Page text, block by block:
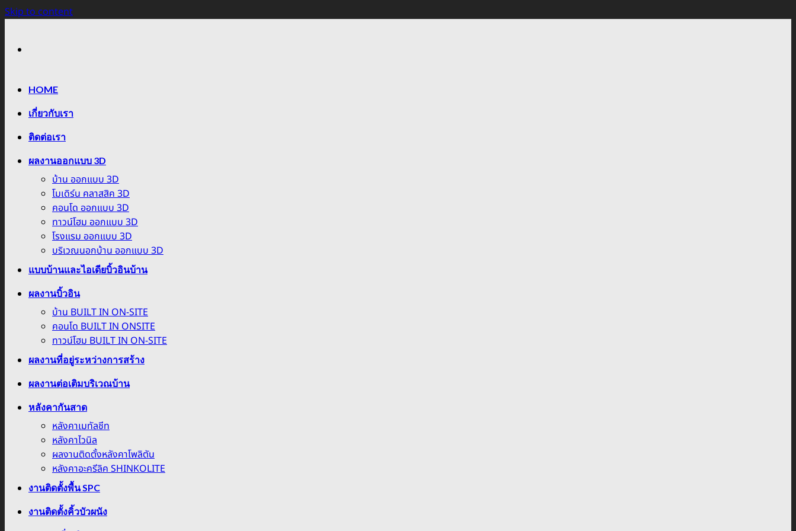
Skip to content
HOME
เกี่ยวกับเรา
ติดต่อเรา
ผลงานออกแบบ 3D
บ้าน ออกแบบ 3D
โมเดิร์น คลาสสิค 3D
คอนโด ออกแบบ 3D
ทาวน์โฮม ออกแบบ 3D
โรงแรม ออกแบบ 3D
บริเวณนอกบ้าน ออกแบบ 3D
แบบบ้านและไอเดียบิ้วอินบ้าน
ผลงานบิ้วอิน
บ้าน BUILT IN ON-SITE
คอนโด BUILT IN ONSITE
ทาวน์โฮม BUILT IN ON-SITE
ผลงานที่อยู่ระหว่างการสร้าง
ผลงานต่อเติมบริเวณบ้าน
หลังคากันสาด
หลังคาเมทัลชีท
หลังคาไวนิล
ผลงานติดตั้งหลังคาโพลิตัน
หลังคาอะครีลิค SHINKOLITE
งานติดตั้งพื้น SPC
งานติดตั้งคิ้วบัวผนัง